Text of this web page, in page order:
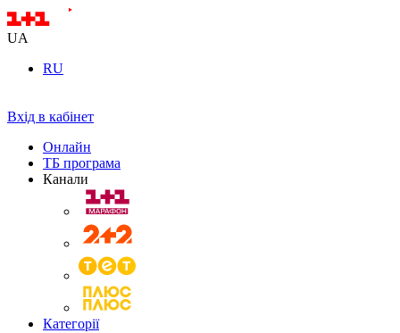
UA
RU
Вхід в кабінет
Онлайн
ТБ програма
Канали
Категорії